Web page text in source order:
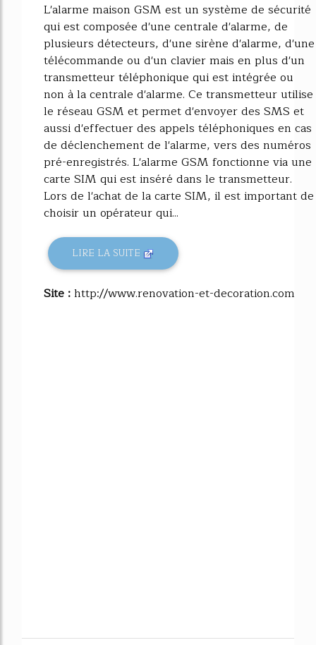
L'alarme maison GSM est un système de sécurité
qui est composée d'une centrale d'alarme, de
plusieurs détecteurs, d'une sirène d'alarme, d'une
télécommande ou d'un clavier mais en plus d'un
transmetteur téléphonique qui est intégrée ou
non à la centrale d'alarme. Ce transmetteur utilise
le réseau GSM et permet d'envoyer des SMS et
aussi d'effectuer des appels téléphoniques en cas
de déclenchement de l'alarme, vers des numéros
pré-enregistrés. L'alarme GSM fonctionne via une
carte SIM qui est inséré dans le transmetteur.
Lors de l'achat de la carte SIM, il est important de
choisir un opérateur qui...
LIRE LA SUITE
Site :http://www.renovation-et-decoration.com